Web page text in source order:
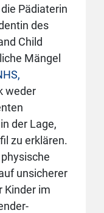
Pädiaterin
des
Child
Mängel
weder
der Lage,
zu erklären.
unsicherer
Kinder im